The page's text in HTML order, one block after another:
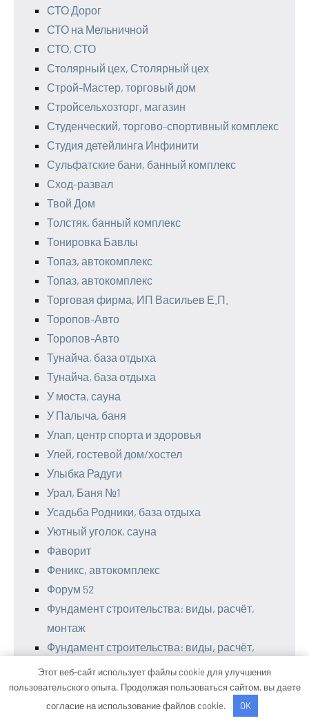
СТО Дорог
СТО на Мельничной
СТО, СТО
Столярный цех, Столярный цех
Строй-Мастер, торговый дом
Стройсельхозторг, магазин
Студенческий, торгово-спортивный комплекс
Студия детейлинга Инфинити
Сульфатские бани, банный комплекс
Сход-развал
Твой Дом
Толстяк, банный комплекс
Тонировка Бавлы
Топаз, автокомплекс
Топаз, автокомплекс
Торговая фирма, ИП Васильев Е.П.
Торопов-Авто
Торопов-Авто
Тунайча, база отдыха
Тунайча, база отдыха
У моста, сауна
У Палыча, баня
Улап, центр спорта и здоровья
Улей, гостевой дом/хостел
Улыбка Радуги
Урал, Баня №1
Усадьба Родники, база отдыха
Уютный уголок, сауна
Фаворит
Феникс, автокомплекс
Форум 52
Фундамент строительства: виды, расчёт,
монтаж
Фундамент строительства: виды, расчёт,
монтаж
Центр
Центр Восстановления
Этот веб-сайт использует файлы cookie для улучшения
пользовательского опыта. Продолжая пользоваться сайтом, вы даете
согласие на использование файлов cookie.
OK